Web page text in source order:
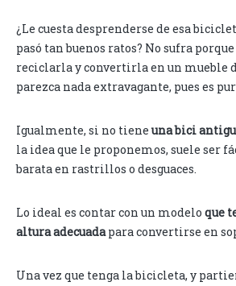
¿Le cuesta desprenderse de esa
pasó tan buenos ratos? No sufra
reciclarla y convertirla en un mueble
parezca nada extravagante, pues es
Igualmente, si no tiene una bici
la idea que le proponemos, suele ser
barata en rastrillos o desguaces.
Lo ideal es contar con un modelo que
altura adecuadapara convertirse en
Una vez que tenga la bicicleta, y